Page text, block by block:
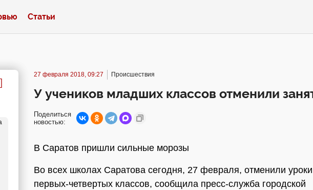
Статьи
27 февраля 2018, 09:27 Происшествия
У учеников младших классов отменили
Поделиться
новостью:
В Саратов пришли сильные морозы
Во всех школах Саратова сегодня, 27 февраля, отменили уроки
первых-четвертых классов, сообщила пресс-служба городской